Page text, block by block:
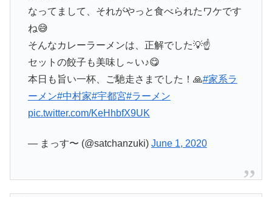
なってまして、それがやっと食べられたワケです
ね😅
そんなカレーラーメンは、正解でした💡☝️
セットの餃子も美味し～い♪😋
本日も旨い一杯、ご馳走さまでした！🙏#家系ラ
ーメン#中村家#宇都宮#ラーメン
pic.twitter.com/KeHhbfX9UK
— まっす〜 (@satchanzuki) June 1, 2020